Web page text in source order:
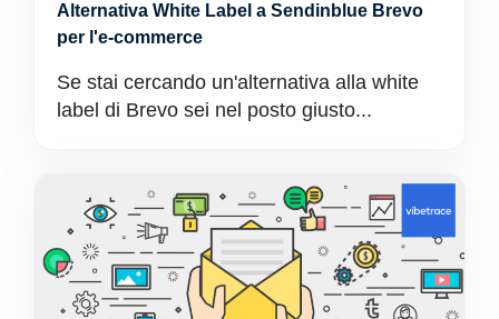
Alternativa White Label a Sendinblue Brevo
per l'e-commerce
Se stai cercando un'alternativa alla white
label di Brevo sei nel posto giusto...